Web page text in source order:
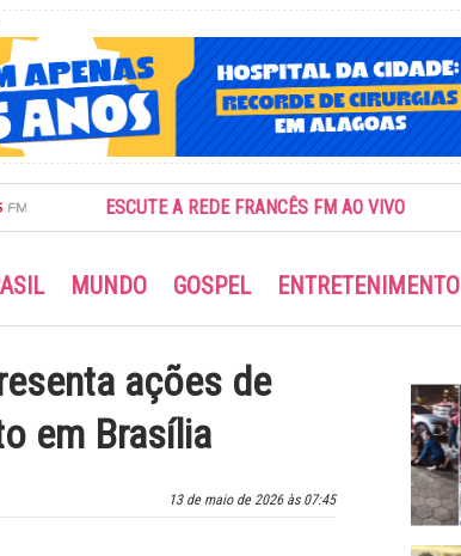
ESCUTE A REDE FRANCÊS FM AO VIVO
MUNDO GOSPEL ENTRETENIMENTO
ações de
em Brasília
13 de maio de 2026 às 07:45